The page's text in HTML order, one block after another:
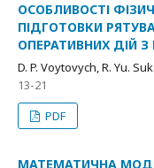
ОСОБЛИВОСТІ
ПІДГОТОВКИ
ОПЕРАТИВНИХ ДІЙ
D. P. Voytovych, R. Yu.
13-21
PDF
МАТЕМАТИЧНА